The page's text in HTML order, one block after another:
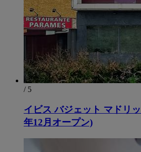
/ 5
イビス バジェット マドリ
年12月オープン)